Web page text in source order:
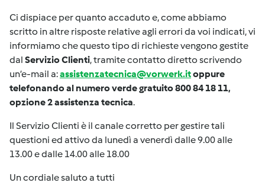
Ci dispiace per quanto accaduto e, come abbiamo
scritto in altre risposte relative agli errori da voi indicati, vi
informiamo che questo tipo di richieste vengono gestite
dal Servizio Clienti, tramite contatto diretto scrivendo
un’e-mail a:assistenzatecnica@vorwerk.itoppure
telefonando al numero verde gratuito 800 84 18 11,
opzione 2 assistenza tecnica.
Il Servizio Clienti è il canale corretto per gestire tali
questioni ed attivo da lunedì a venerdì dalle 9.00 alle
13.00 e dalle 14.00 alle 18.00
Un cordiale saluto a tutti